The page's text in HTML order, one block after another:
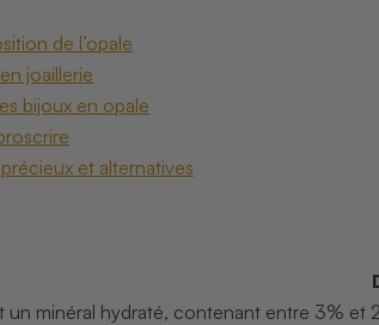
de l’opale
joaillerie
bijoux en opale
et alternatives
un minéral hydraté, contenant entre 3% et